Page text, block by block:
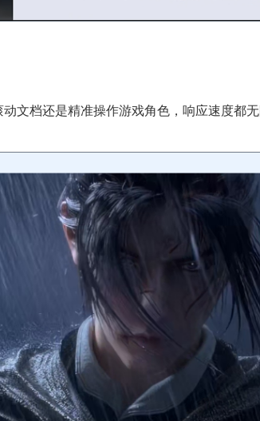
文档还是精准操作游戏角色，响应速度都